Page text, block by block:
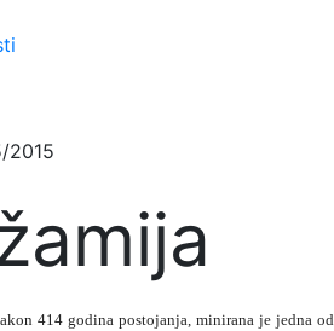
2015
414 godina postojanja, minirana je jedna od